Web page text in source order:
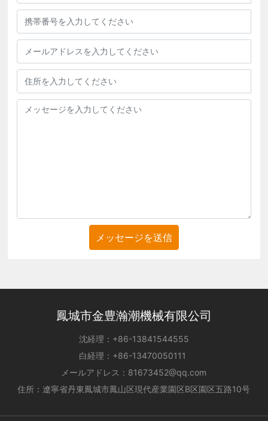
メッセージを送信
鳳城市金豊瀚潮機械有限公司
沈経理： +86-13841544555
白経理： +86-13470050111
メールアドレス： 81673452@qq.com
住所：遼寧省丹東鳳城市鳳山区現代産業園区B区園区五路10号